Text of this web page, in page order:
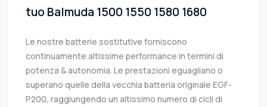
tuo Balmuda 1500 1550 1580 1680
Le nostre batterie sostitutive forniscono
continuamente altissime performance in termini di
potenza & autonomia. Le prestazioni eguagliano o
superano quelle della vecchia batteria originale EGF-
P200, raggiungendo un altissimo numero di cicli di